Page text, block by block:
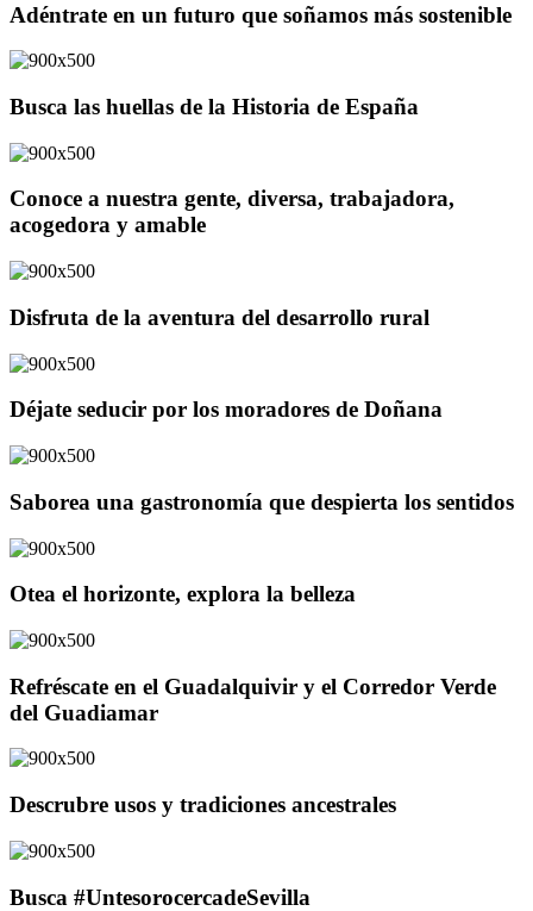
Adéntrate en un futuro que soñamos más sostenible
Busca las huellas de la Historia de España
Conoce a nuestra gente, diversa, trabajadora,
acogedora y amable
Disfruta de la aventura del desarrollo rural
Déjate seducir por los moradores de Doñana
Saborea una gastronomía que despierta los sentidos
Otea el horizonte, explora la belleza
Refréscate en el Guadalquivir y el Corredor Verde
del Guadiamar
Descrubre usos y tradiciones ancestrales
Busca #UntesorocercadeSevilla